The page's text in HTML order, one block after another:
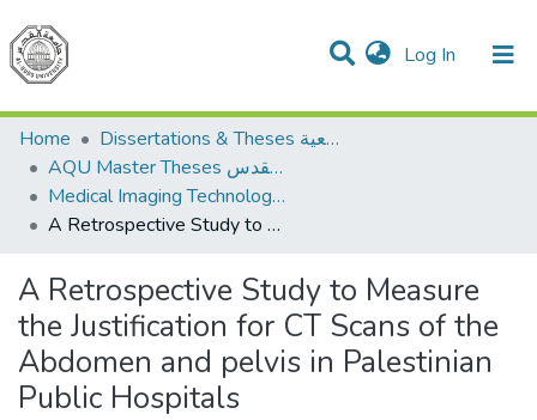
Log In (current)
Communities & Collections
All of DSpace
Home
Dissertations & Theses الرسائل الجامعية
AQU Master Theses الرسائل الجامعية الخاصة بجامعة القدس
Medical Imaging Technology تكنولوجيا التصوير الطبي
A Retrospective Study to Measure the Justification for CT Scans of the Abdomen and pelvis in Palestinian Public Hospitals
A Retrospective Study to Measure
the Justification for CT Scans of the
Abdomen and pelvis in Palestinian
Public Hospitals